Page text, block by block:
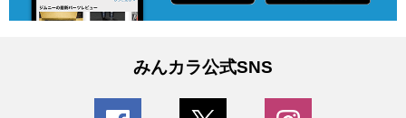
みんカラ公式SNS